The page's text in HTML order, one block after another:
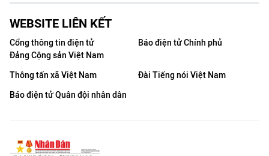
WEBSITE LIÊN KẾT
Cổng thông tin điện tử
Đảng Cộng sản Việt Nam
Báo điện tử Chính phủ
Thông tấn xã Việt Nam
Đài Tiếng nói Việt Nam
Báo điện tử Quân đội nhân dân